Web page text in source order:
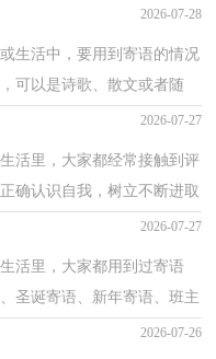
大家收集的...
2026-07-28
生活中，要用到寄语的情况
可以是诗歌、散文或者随
面是小编整理的...
2026-07-27
活里，大家都经常接触到评
确认识自我，树立不断进取
痛的问题，以下...
2026-07-27
活里，大家都用到过寄语
圣诞寄语、新年寄语、班主
好的呢？以下是...
2026-07-26